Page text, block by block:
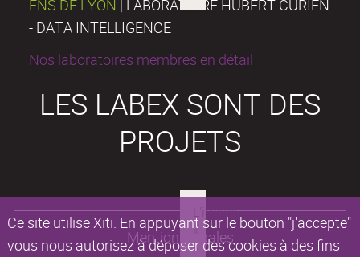
Ce site utilise Xiti. En appuyant sur le bouton "j'accepte"
vous nous autorisez à déposer des cookies à des fins
ENS DE LYON | LABORATOIRE HUBERT CURIEN
- DATA INTELLIGENCE
Nos laboratoires membres en détail
LES LABEX SONT DES
PROJETS
Mentions légales